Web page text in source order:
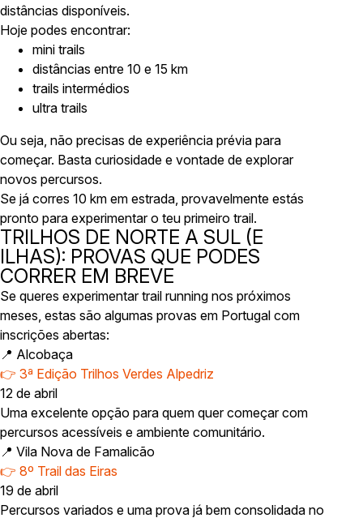
distâncias disponíveis.
Hoje podes encontrar:
mini trails
distâncias entre 10 e 15 km
trails intermédios
ultra trails
Ou seja, não precisas de experiência prévia para
começar. Basta curiosidade e vontade de explorar
novos percursos.
Se já corres 10 km em estrada, provavelmente estás
pronto para experimentar o teu primeiro trail.
TRILHOS DE NORTE A SUL (E
ILHAS): PROVAS QUE PODES
CORRER EM BREVE
Se queres experimentar trail running nos próximos
meses, estas são algumas provas em Portugal com
inscrições abertas:
📍 Alcobaça
👉 3ª Edição Trilhos Verdes Alpedriz
12 de abril
Uma excelente opção para quem quer começar com
percursos acessíveis e ambiente comunitário.
📍 Vila Nova de Famalicão
👉 8º Trail das Eiras
19 de abril
Percursos variados e uma prova já bem consolidada no